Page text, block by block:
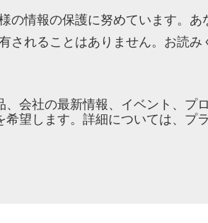
の情報の保護に努めています。
されることはありません。お読み
、会社の最新情報、イベント、プ
希望します。詳細については、プ